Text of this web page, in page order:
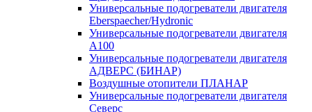
Универсальные подогреватели двигателя
Eberspaecher/Hydronic
Универсальные подогреватели двигателя
A100
Универсальные подогреватели двигателя
АДВЕРС (БИНАР)
Воздушные отопители ПЛАНАР
Универсальные подогреватели двигателя
Северс